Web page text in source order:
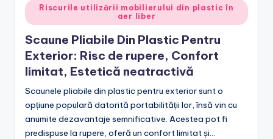
Posted
in
Riscurile utilizării mobilierului din plastic în
aer liber
Scaune Pliabile Din Plastic Pentru
Exterior: Risc de rupere, Confort
limitat, Estetică neatractivă
Scaunele pliabile din plastic pentru exterior sunt o
opțiune populară datorită portabilității lor, însă vin cu
anumite dezavantaje semnificative. Acestea pot fi
predispuse la rupere, oferă un confort limitat și…